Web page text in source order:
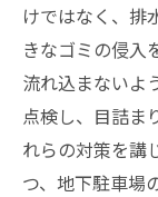
けではなく、排
きなゴミの侵入
流れ込まないよ
点検し、目詰ま
れらの対策を講
つ、地下駐車場